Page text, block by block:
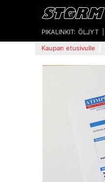
PIKALINKIT: ÖLJYT
Kaupan etusivulle